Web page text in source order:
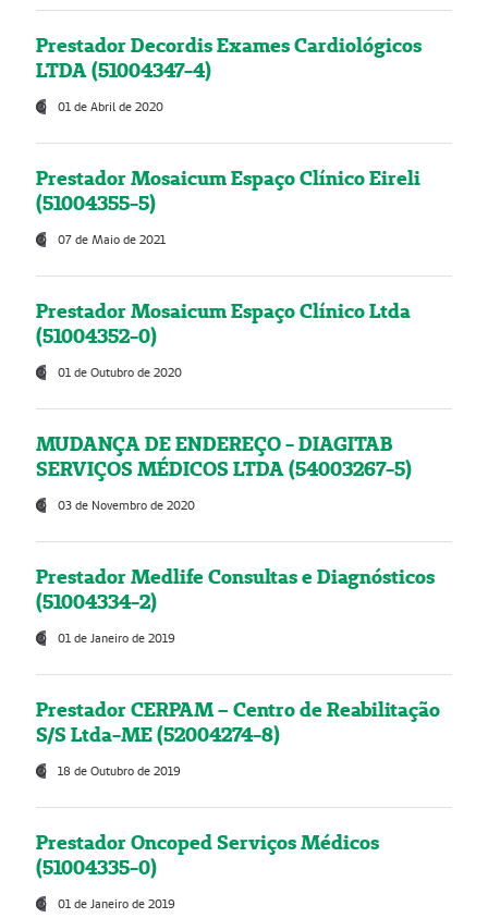
Prestador Decordis Exames Cardiológicos
LTDA (51004347-4)
01 de Abril de 2020
Prestador Mosaicum Espaço Clínico Eireli
(51004355-5)
07 de Maio de 2021
Prestador Mosaicum Espaço Clínico Ltda
(51004352-0)
01 de Outubro de 2020
MUDANÇA DE ENDEREÇO - DIAGITAB
SERVIÇOS MÉDICOS LTDA (54003267-5)
03 de Novembro de 2020
Prestador Medlife Consultas e Diagnósticos
(51004334-2)
01 de Janeiro de 2019
Prestador CERPAM – Centro de Reabilitação
S/S Ltda-ME (52004274-8)
18 de Outubro de 2019
Prestador Oncoped Serviços Médicos
(51004335-0)
01 de Janeiro de 2019